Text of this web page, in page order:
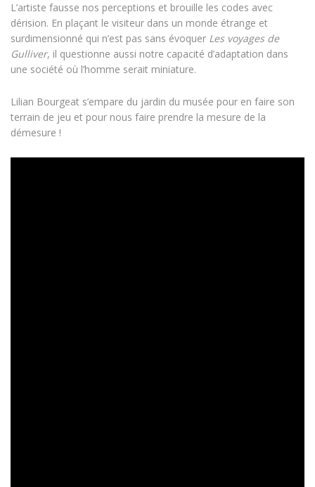
L’artiste fausse nos perceptions et brouille les codes avec
dérision. En plaçant le visiteur dans un monde étrange et
surdimensionné qui n’est pas sans évoquer Les voyages de
Gulliver, il questionne aussi notre capacité d’adaptation dans
une société où l’homme serait miniature.
Lilian Bourgeat s’empare du jardin du musée pour en faire son
terrain de jeu et pour nous faire prendre la mesure de la
démesure !